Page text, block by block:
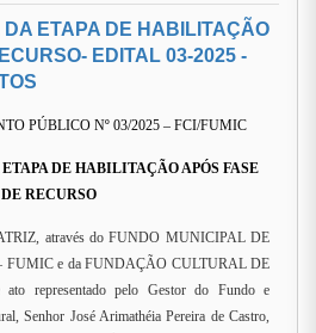
ETAPA DE HABILITAÇÃO
EDITAL 03-2025 -
PÚBLICO Nº 03/2025 – FCI/FUMIC
DE HABILITAÇÃO APÓS FASE
DE RECURSO
através do FUNDO MUNICIPAL DE
e da FUNDAÇÃO CULTURAL DE
representado pelo Gestor do Fundo e
Senhor José Arimathéia Pereira de Castro,